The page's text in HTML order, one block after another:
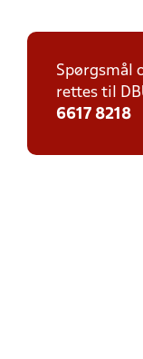
Spørgsmål
rettes til
6617 8218